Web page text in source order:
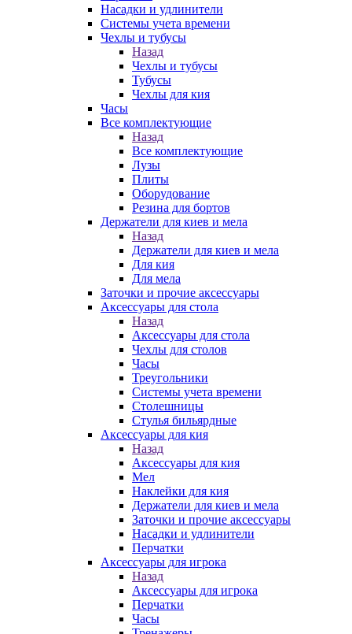
Насадки и удлинители
Системы учета времени
Чехлы и тубусы
Назад
Чехлы и тубусы
Тубусы
Чехлы для кия
Часы
Все комплектующие
Назад
Все комплектующие
Лузы
Плиты
Оборудование
Резина для бортов
Держатели для киев и мела
Назад
Держатели для киев и мела
Для кия
Для мела
Заточки и прочие аксессуары
Аксессуары для стола
Назад
Аксессуары для стола
Чехлы для столов
Часы
Треугольники
Системы учета времени
Столешницы
Стулья бильярдные
Аксессуары для кия
Назад
Аксессуары для кия
Мел
Наклейки для кия
Держатели для киев и мела
Заточки и прочие аксессуары
Насадки и удлинители
Перчатки
Аксессуары для игрока
Назад
Аксессуары для игрока
Перчатки
Часы